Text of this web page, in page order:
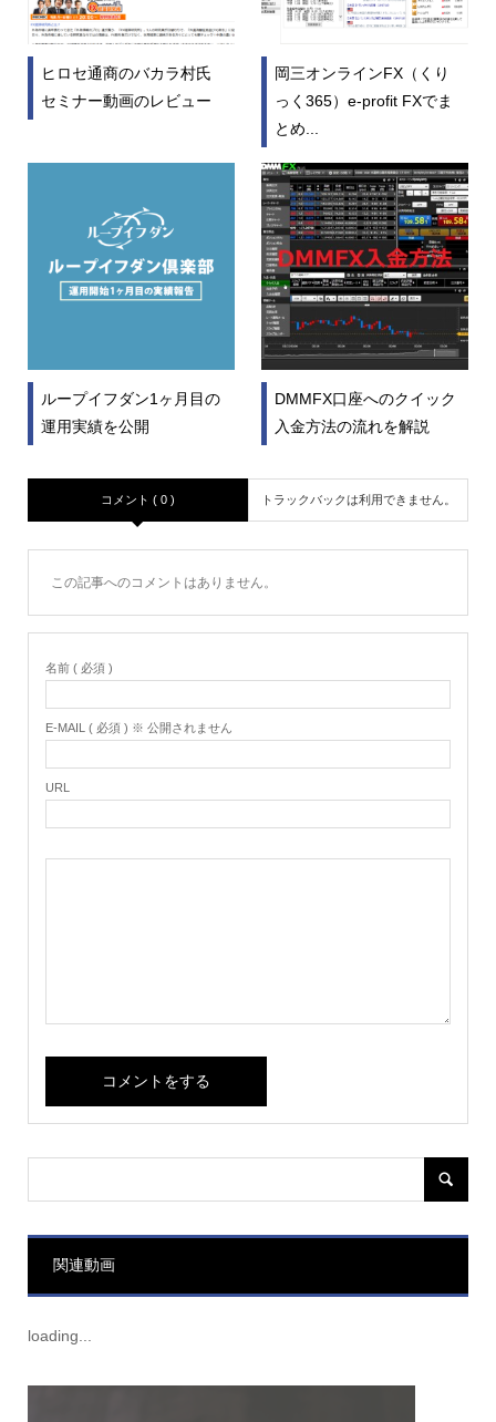
ヒロセ通商のバカラ村氏
セミナー動画のレビュー
岡三オンラインFX（くり
っく365）e-profit FXでま
とめ...
ループイフダン1ヶ月目の
運用実績を公開
DMMFX口座へのクイック
入金方法の流れを解説
コメント ( 0 ) トラックバックは利用できません。
この記事へのコメントはありません。
名前 ( 必須 )
E-MAIL ( 必須 ) ※ 公開されません
URL
関連動画
loading...